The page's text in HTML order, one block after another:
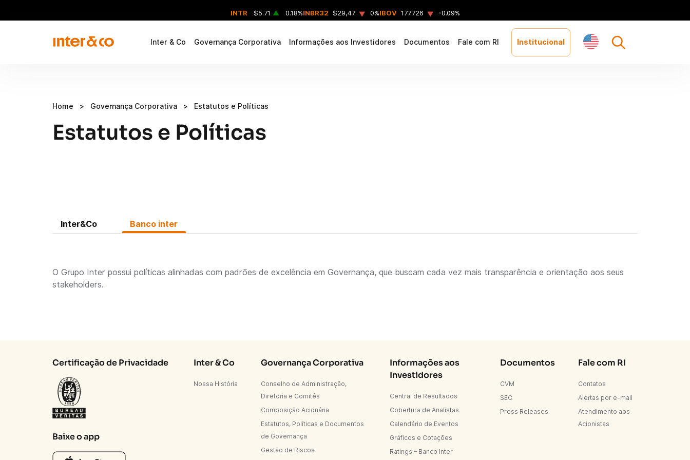
INTR $5.71 ▲ 0.18%INBR32 $29,47 ▲ 0%IBOV 177.726 ▲ -0.09%
Inter & Co Governança Corporativa Informações aos Investidores Documentos Fale com RI Institucional
Home > Governança Corporativa > Estatutos e Políticas
Estatutos e Políticas
Inter&Co Banco inter
O Grupo Inter possui políticas alinhadas com padrões de excelência em Governança, que buscam cada vez mais transparência e orientação aos seus
stakeholders.
Certificação de Privacidade
Baixe o app
Inter & Co
Nossa História
Governança Corporativa
Conselho de Administração,
Diretoria e Comitês
Composição Acionária
Estatutos, Políticas e Documentos
de Governança
Gestão de Riscos
Informações aos
Investidores
Central de Resultados
Cobertura de Analistas
Calendário de Eventos
Gráficos e Cotações
Ratings – Banco Inter
Documentos
CVM
SEC
Press Releases
Fale com RI
Contatos
Alertas por e-mail
Atendimento aos
Acionistas